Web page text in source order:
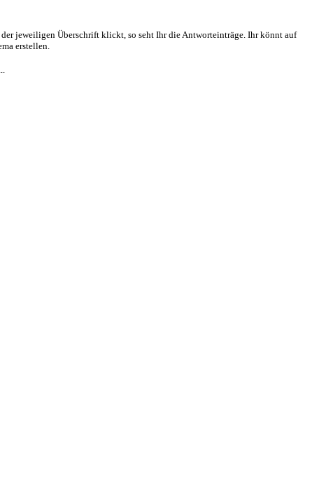
jeweiligen Überschrift klickt, so seht Ihr die Antworteinträge. Ihr könnt auf
erstellen.